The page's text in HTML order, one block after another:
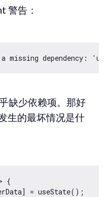
警告：
缺少依赖项。那好
生的最坏情况是什
{
= useState();